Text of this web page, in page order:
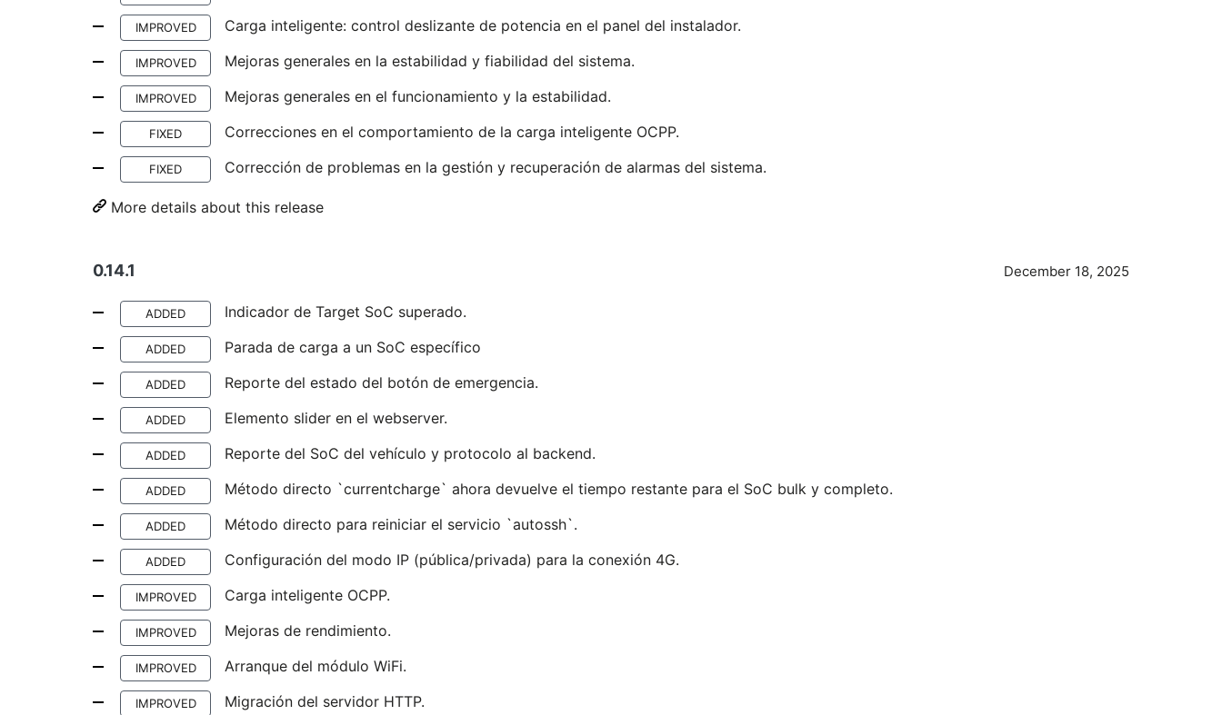
IMPROVED Carga inteligente: control deslizante de potencia en el panel del instalador.
IMPROVED Mejoras generales en la estabilidad y fiabilidad del sistema.
IMPROVED Mejoras generales en el funcionamiento y la estabilidad.
FIXED Correcciones en el comportamiento de la carga inteligente OCPP.
FIXED Corrección de problemas en la gestión y recuperación de alarmas del sistema.
More details about this release
0.14.1 December 18, 2025
ADDED Indicador de Target SoC superado.
ADDED Parada de carga a un SoC específico
ADDED Reporte del estado del botón de emergencia.
ADDED Elemento slider en el webserver.
ADDED Reporte del SoC del vehículo y protocolo al backend.
ADDED Método directo `currentcharge` ahora devuelve el tiempo restante para el SoC bulk y completo.
ADDED Método directo para reiniciar el servicio `autossh`.
ADDED Configuración del modo IP (pública/privada) para la conexión 4G.
IMPROVED Carga inteligente OCPP.
IMPROVED Mejoras de rendimiento.
IMPROVED Arranque del módulo WiFi.
IMPROVED Migración del servidor HTTP.